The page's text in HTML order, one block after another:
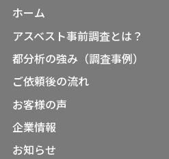
ホーム
アスベスト事前調査とは？
都分析の強み（調査事例）
ご依頼後の流れ
お客様の声
企業情報
お知らせ